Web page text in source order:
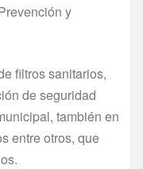
y
filtros sanitarios,
de seguridad
también en
entre otros, que